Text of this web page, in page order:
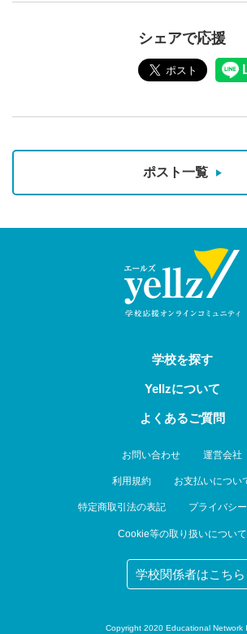
シェアで応援
ポスト一覧
学校を探す
Yellzについて
よくあるご質問
お問い合わせ 運営会社
利用規約 お支払いについ
特定商取引法の表記 プライバシ
Cookie等の取り扱いについて
学校関係者はこちら
Copyright 2020 Educational Network